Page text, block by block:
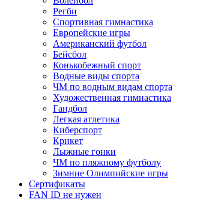
Регби
Спортивная гимнастика
Европейские игры
Американский футбол
Бейсбол
Конькобежный спорт
Водные виды спорта
ЧМ по водным видам спорта
Художественная гимнастика
Гандбол
Легкая атлетика
Киберспорт
Крикет
Лыжные гонки
ЧМ по пляжному футболу
Зимние Олимпийские игры
Сертификаты
FAN ID не нужен